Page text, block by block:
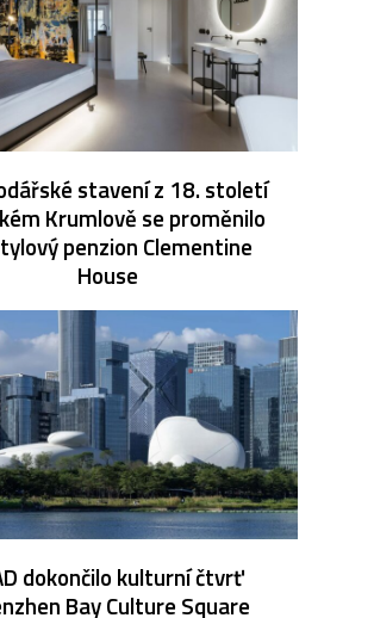
stavení z 18. století
Krumlově se proměnilo
penzion Clementine
House
dokončilo kulturní čtvrť
Bay Culture Square